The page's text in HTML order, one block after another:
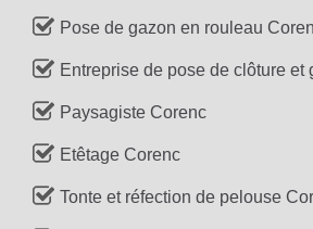
Pose de gazon en rouleau
Entreprise de pose de clôture et
Paysagiste Corenc
Etêtage Corenc
Tonte et réfection de pelouse